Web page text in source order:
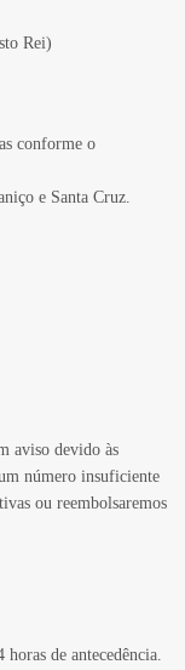
Rei)
conforme o
e Santa Cruz.
aviso devido às
número insuficiente
ou reembolsaremos
de antecedência.